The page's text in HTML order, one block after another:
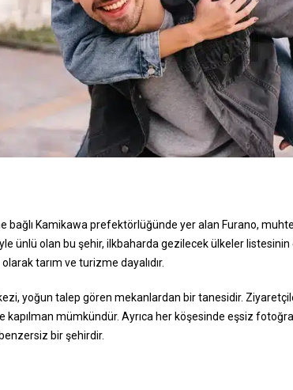
bağlı Kamikawa prefektörlüğünde yer alan Furano,
ünlü olan bu şehir, ilkbaharda gezilecek ülkeler listesinin
tarım ve turizme dayalıdır.
yoğun talep gören mekanlardan bir tanesidir.
mümkündür. Ayrıca her köşesinde eşsiz
bir şehirdir.